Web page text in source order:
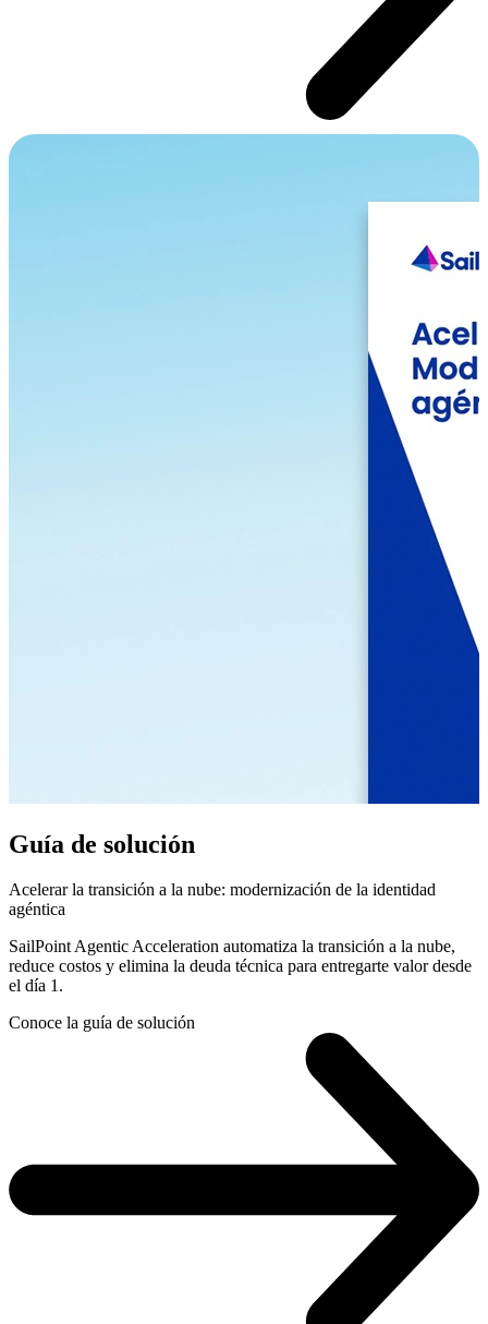
Guía de solución
Acelerar la transición a la nube: modernización de la identidad
agéntica
SailPoint Agentic Acceleration automatiza la transición a la nube,
reduce costos y elimina la deuda técnica para entregarte valor desde
el día 1.
Conoce la guía de solución